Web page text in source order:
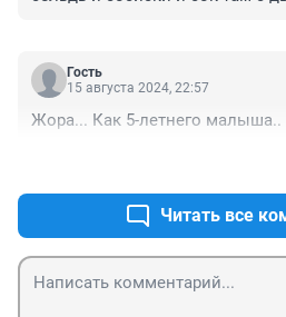
Гость
15 августа 2024, 22:57
Жора... Как 5-летнего малыша..
Читать все